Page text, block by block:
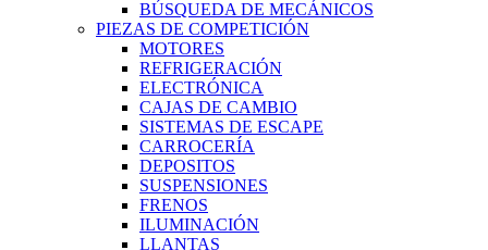
BÚSQUEDA DE MECÁNICOS
PIEZAS DE COMPETICIÓN
MOTORES
REFRIGERACIÓN
ELECTRÓNICA
CAJAS DE CAMBIO
SISTEMAS DE ESCAPE
CARROCERÍA
DEPOSITOS
SUSPENSIONES
FRENOS
ILUMINACIÓN
LLANTAS